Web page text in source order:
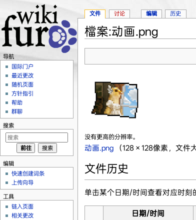
檔案:动画.png
没有更高的分辨率。
动画.png‎ （128 × 128像素，文件
文件历史
单击某个日期/时间查看对应时刻
日期/时间
文件 讨论 编辑 历史
导航
国际门户
最近更改
随机页面
方针指引
帮助
群聊
搜索
编辑
快速创建词条
上传向导
工具
链入页面
相关更改